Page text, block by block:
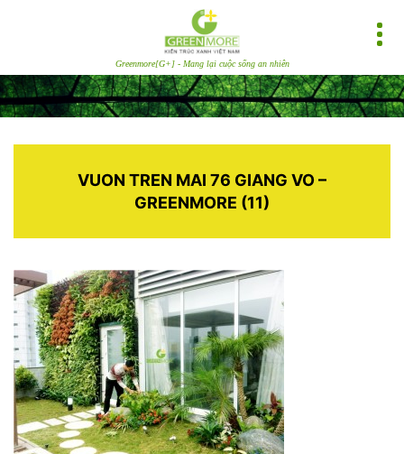
Greenmore[G+] - Mang lại cuộc sống an nhiên
VUON TREN MAI 76 GIANG VO –
GREENMORE (11)